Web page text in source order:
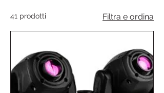
41 prodotti Filtra e ordina